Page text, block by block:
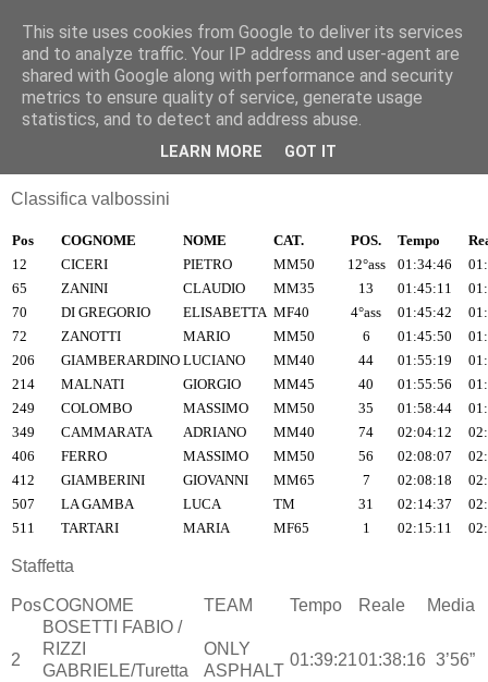
RUNNERS VALBOSSA
domenica 29 settembre 2013
Giro del lago di Varese 2013
Classifica valbossini
Pos COGNOME NOME CAT. POS. Tempo
12
CICERI PIETRO MM50 12°ass 01:34:46
65
ZANINI CLAUDIO MM35 13 01:45:11
70
DI GREGORIO ELISABETTA MF40 4°ass 01:45:42
72
ZANOTTI MARIO MM50 6 01:45:50
206
GIAMBERARDINO LUCIANO MM40 44 01:55:19
214
MALNATI GIORGIO MM45 40 01:55:56
249
COLOMBO MASSIMO MM50 35 01:58:44
349
CAMMARATA ADRIANO MM40 74 02:04:12
406
FERRO MASSIMO MM50 56 02:08:07
412
GIAMBERINI GIOVANNI MM65 7 02:08:18
507
LA GAMBA LUCA TM 31 02:14:37
511
TARTARI MARIA MF65 1 02:15:11
Staffetta
PosCOGNOME TEAM Tempo Reale Media
2
BOSETTI FABIO /
RIZZI
GABRIELE/Turetta
ONLY
ASPHALT
01:39:2101:38:16 3’56”
This site uses cookies from Google to deliver its services
and to analyze traffic. Your IP address and user-agent are
shared with Google along with performance and security
metrics to ensure quality of service, generate usage
statistics, and to detect and address abuse.
LEARN MORE GOT IT